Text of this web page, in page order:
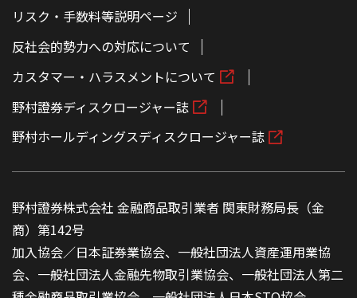
リスク・手数料等説明ページ
反社会的勢力への対応について
カスタマー・ハラスメントについて
野村證券ディスクロージャー誌
野村ホールディングスディスクロージャー誌
野村證券株式会社 金融商品取引業者 関東財務局長（金
商）第142号
加入協会／日本証券業協会、一般社団法人資産運用業協
会、一般社団法人金融先物取引業協会、一般社団法人第二